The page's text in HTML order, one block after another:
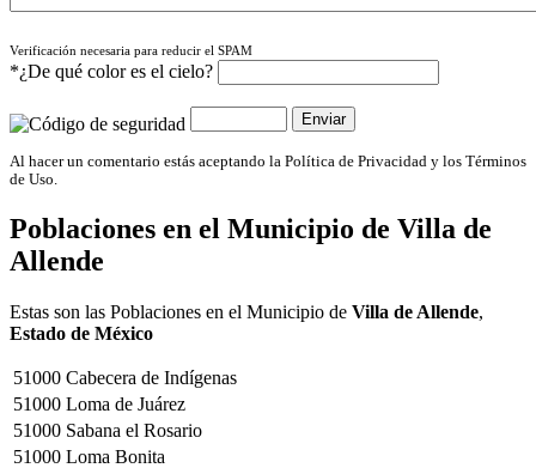
Verificación necesaria para reducir el SPAM
*¿De qué color es el cielo?
Al hacer un comentario estás aceptando la Política de Privacidad y los Términos
de Uso.
Poblaciones en el Municipio de Villa de
Allende
Estas son las Poblaciones en el Municipio de Villa de Allende,
Estado de México
51000 Cabecera de Indígenas
51000 Loma de Juárez
51000 Sabana el Rosario
51000 Loma Bonita